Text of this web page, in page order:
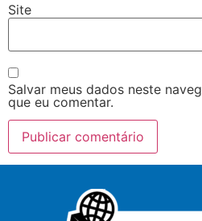
Site
Salvar meus dados neste
que eu comentar.